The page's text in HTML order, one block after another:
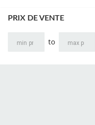
PRIX DE VENTE
to